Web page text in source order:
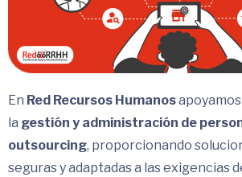
En Red Recursos Humanos
la gestión y administración de
outsourcing, proporcionando
seguras y adaptadas a las exigencias